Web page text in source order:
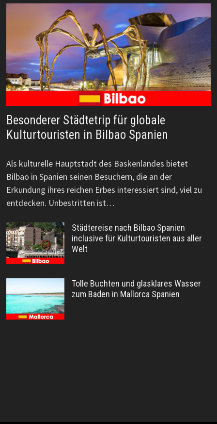
Besonderer Städtetrip für globale
Kulturtouristen in Bilbao Spanien
Als kulturelle Hauptstadt des Baskenlandes bietet
Bilbao in Spanien seinen Besuchern, die an der
Erkundung ihres reichen Erbes interessiert sind, viel zu
entdecken. Unbestritten ist…
Städtereise nach Bilbao Spanien
inclusive für Kulturtouristen aus aller
Welt
Tolle Buchten und glasklares Wasser
zum Baden in Mallorca Spanien